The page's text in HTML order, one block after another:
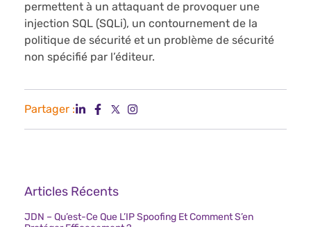
permettent à un attaquant de provoquer une
injection SQL (SQLi), un contournement de la
politique de sécurité et un problème de sécurité
non spécifié par l’éditeur.
Partager :
Articles Récents
JDN – Qu’est-Ce Que L’IP Spoofing Et Comment S’en